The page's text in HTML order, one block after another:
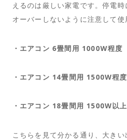
えるのは厳しい家電です。停電
オーバーしないように注意して使
・エアコン 6畳間用 1000W程度
・エアコン 14畳間用 1500W程度
・エアコン 18畳間用 1500W以上
こちらを見て分かる通り、大き